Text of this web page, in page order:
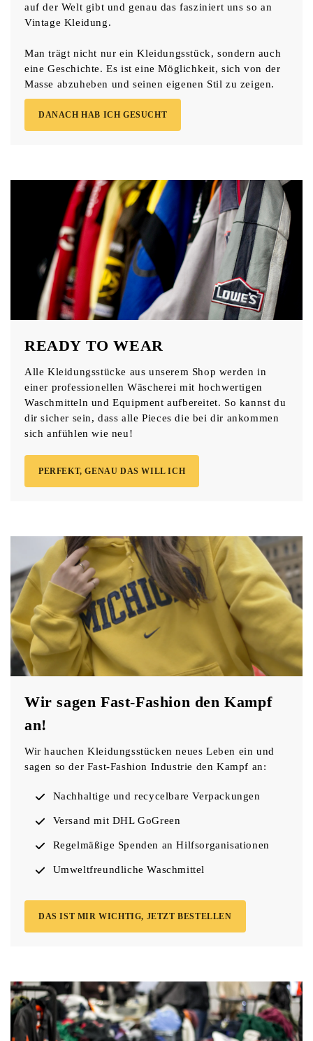
auf der Welt gibt und genau das fasziniert uns so an
Vintage Kleidung.
Man trägt nicht nur ein Kleidungsstück, sondern auch
eine Geschichte. Es ist eine Möglichkeit, sich von der
Masse abzuheben und seinen eigenen Stil zu zeigen.
DANACH HAB ICH GESUCHT
READY TO WEAR
Alle Kleidungsstücke aus unserem Shop werden in
einer professionellen Wäscherei mit hochwertigen
Waschmitteln und Equipment aufbereitet. So kannst du
dir sicher sein, dass alle Pieces die bei dir ankommen
sich anfühlen wie neu!
PERFEKT, GENAU DAS WILL ICH
Wir sagen Fast-Fashion den Kampf
an!
Wir hauchen Kleidungsstücken neues Leben ein und
sagen so der Fast-Fashion Industrie den Kampf an:
Nachhaltige und recycelbare Verpackungen
Versand mit DHL GoGreen
Regelmäßige Spenden an Hilfsorganisationen
Umweltfreundliche Waschmittel
DAS IST MIR WICHTIG, JETZT BESTELLEN